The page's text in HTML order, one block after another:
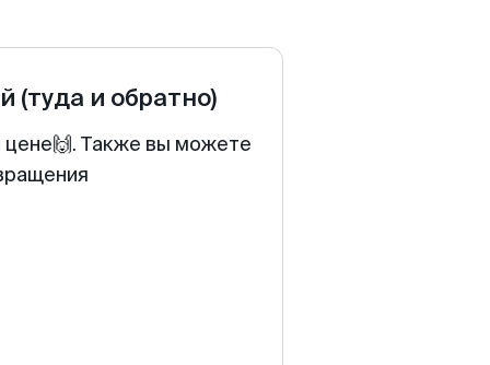
(туда и обратно)
цене🙌. Также вы можете